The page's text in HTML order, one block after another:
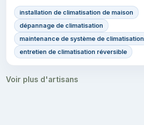
installation de climatisation de maison
dépannage de climatisation
maintenance de système de climatisation
entretien de climatisation réversible
Voir plus d'artisans